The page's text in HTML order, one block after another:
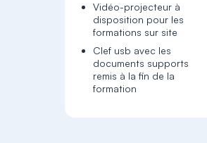
Vidéo-projecteur à
disposition pour les
formations sur site
Clef usb avec les
documents supports
remis à la fin de la
formation